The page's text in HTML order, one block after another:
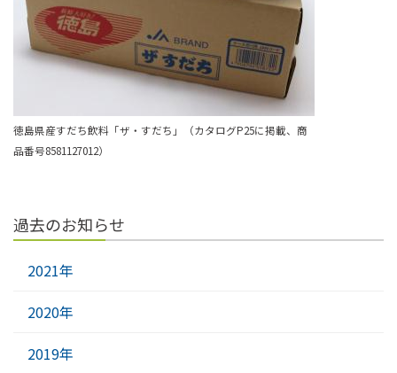
徳島県産すだち飲料「ザ・すだち」（カタログP25に掲載、商
品番号8581127012）
過去のお知らせ
2021年
2020年
2019年